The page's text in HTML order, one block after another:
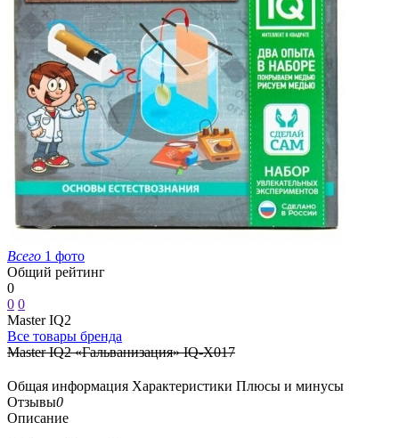
Всего 1 фото
Общий рейтинг
0
0 0
Master IQ2
Все товары бренда
Master IQ2 «Гальванизация» IQ-X017
Общая информация Характеристики Плюсы и минусы
Отзывы0
Описание